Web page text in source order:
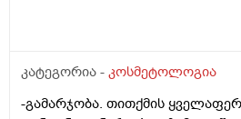
მიშლის მაგრამ მაინც ვერ
ხანს მაინც არ წავიღო ხელი
მოვუხერხო? როგორ მოვიცილო
კატეგორია - კოსმეტოლოგია
-გამარჯობა. თითქმის